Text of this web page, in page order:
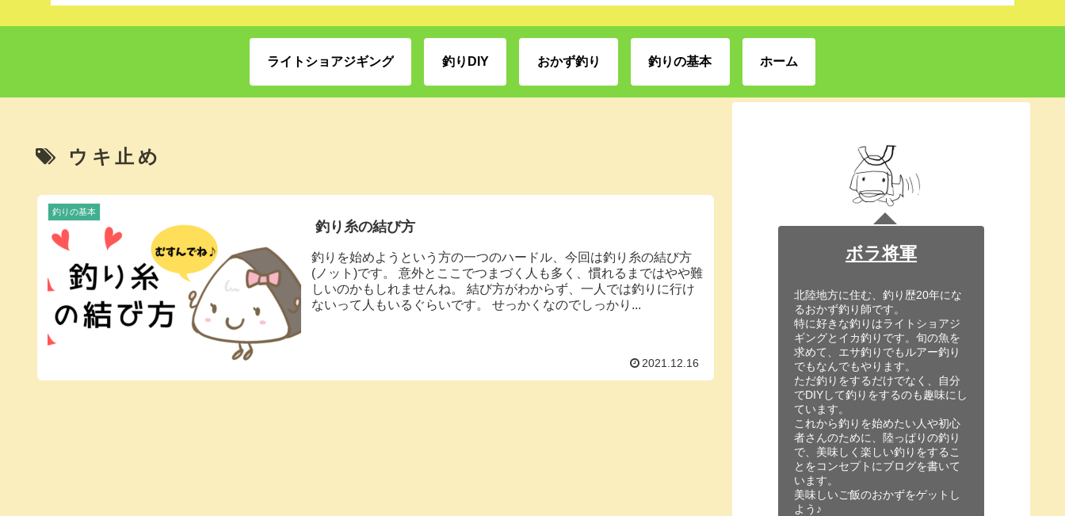
ライトショアジギング 釣りDIY おかず釣り 釣りの基本 ホーム
ウキ止め
釣りの基本
釣り糸の結び方
釣りを始めようという方の一つのハードル、今回は釣り糸の結び方
(ノット)です。 意外とここでつまづく人も多く、慣れるまではやや難
しいのかもしれませんね。 結び方がわからず、一人では釣りに行け
ないって人もいるぐらいです。 せっかくなのでしっかり...
2021.12.16
ボラ将軍
北陸地方に住む、釣り歴20年にな
るおかず釣り師です。
特に好きな釣りはライトショアジ
ギングとイカ釣りです。旬の魚を
求めて、エサ釣りでもルアー釣り
でもなんでもやります。
ただ釣りをするだけでなく、自分
でDIYして釣りをするのも趣味にし
ています。
これから釣りを始めたい人や初心
者さんのために、陸っぱりの釣り
で、美味しく楽しい釣りをするこ
とをコンセプトにブログを書いて
います。
美味しいご飯のおかずをゲットし
よう♪